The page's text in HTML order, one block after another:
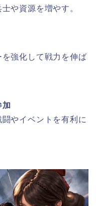
や資源を増やす。
強化して戦力を伸ば
加
やイベントを有利に